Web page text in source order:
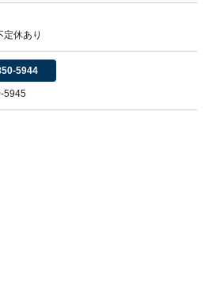
定休あり
5944
5945